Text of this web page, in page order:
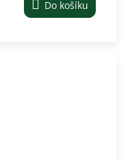
Do košíku